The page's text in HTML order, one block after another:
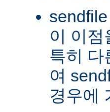
이 이점
특히 다
여
경우에